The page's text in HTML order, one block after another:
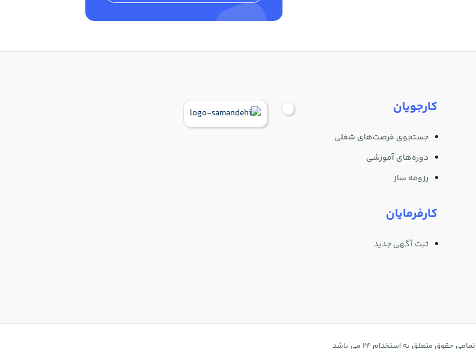
کارجویان
جستجوی فرصت‌های شغلی
دوره‌های آموزشی
رزومه ساز
کارفرمایان
ثبت آگهی جدید
تمامی حقوق متعلق به استخدام 24 می باشد